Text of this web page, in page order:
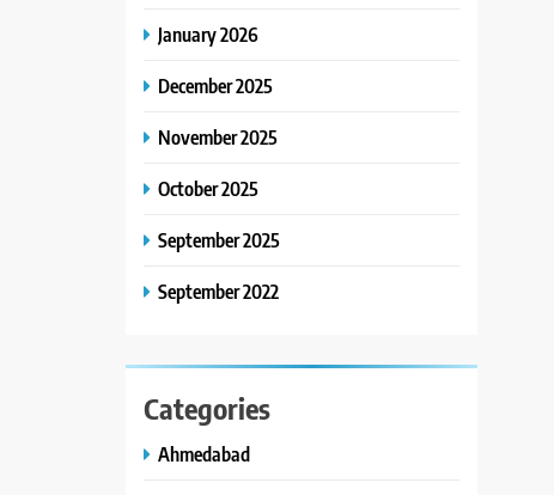
January 2026
December 2025
November 2025
October 2025
September 2025
September 2022
Categories
Ahmedabad